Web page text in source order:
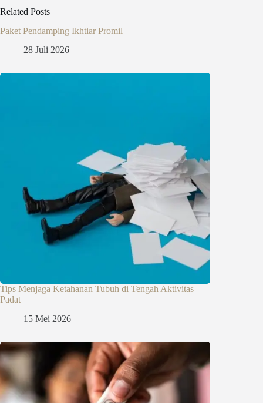
Related Posts
Paket Pendamping Ikhtiar Promil
28 Juli 2026
Tips Menjaga Ketahanan Tubuh di Tengah Aktivitas
Padat
15 Mei 2026